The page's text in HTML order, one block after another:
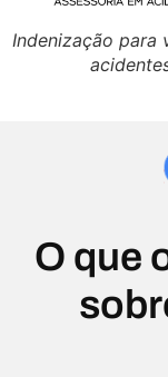
Indenização para
O que